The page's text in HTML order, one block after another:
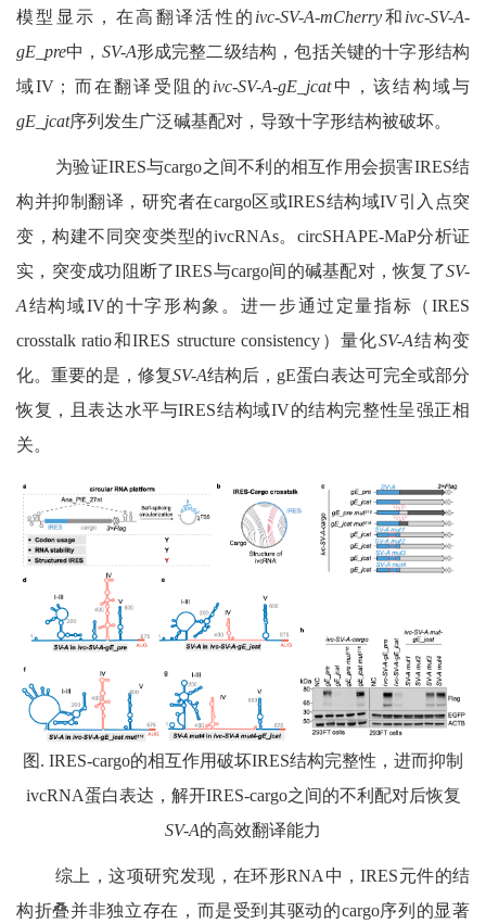
模型显示，在高翻译活性的 ivc-SV-A-mCherry和 ivc-SV-A-
gE_pre中， SV-A形成完整二级结构，包括关键的十字形结构
域IV ；而在翻译受阻的 ivc-SV-A-gE_jcat中，该结构域与
gE_jcat序列发生广泛碱基配对，导致十字形结构被破坏。
为验证IRES与cargo之间不利的相互作用会损害IRES结
构并抑制翻译，研究者在cargo区或IRES结构域IV引入点突
变，构建不同突变类型的ivcRNAs。 circSHAPE-MaP分析证
实，突变成功阻断了IRES与cargo间的碱基配对，恢复了SV-
A结构域IV的十字形构象。进一步通过定量指标（IRES
crosstalk ratio和IRES structure consistency ）量化SV-A结构变
化。重要的是，修复SV-A结构后， gE蛋白表达可完全或部分
恢复，且表达水平与IRES结构域IV的结构完整性呈强正相
关。
图 . IRES-cargo的相互作用破坏IRES结构完整性，进而抑制
ivcRNA蛋白表达，解开IRES-cargo之间的不利配对后恢复
SV-A的高效翻译能力
综上，这项研究发现，在环形RNA 中，IRES元件的结
构折叠并非独立存在，而是受到其驱动的cargo序列的显著